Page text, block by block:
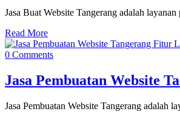
Jasa Buat Website Tangerang adalah
Read More
0 Comments
Jasa Pembuatan Website
Jasa Pembuatan Website Tangerang adalah